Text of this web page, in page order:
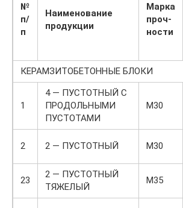
№
п/
п
Наименование
продукции
Марка
проч-
ности
КЕРАМЗИТОБЕТОННЫЕ БЛОКИ
1
4 — ПУСТОТНЫЙ С
ПРОДОЛЬНЫМИ
ПУСТОТАМИ
М30
2 2 — ПУСТОТНЫЙ М30
23
2 — ПУСТОТНЫЙ
ТЯЖЕЛЫЙ
М35